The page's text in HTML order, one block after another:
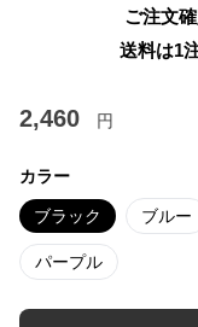
ご注文
送料は1
2,460 円
カラー
ブラック ブルー
パープル